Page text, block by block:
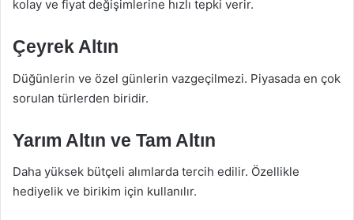
kolay ve fiyat değişimlerine hızlı tepki verir.
Çeyrek Altın
Düğünlerin ve özel günlerin vazgeçilmezi. Piyasada en çok
sorulan türlerden biridir.
Yarım Altın ve Tam Altın
Daha yüksek bütçeli alımlarda tercih edilir. Özellikle
hediyelik ve birikim için kullanılır.